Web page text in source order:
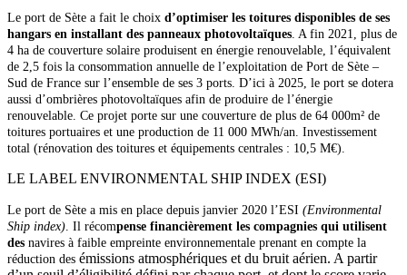
Le port de Sète a fait le choix d’optimiser les toitures disponibles de ses
hangars en installant des panneaux photovoltaïques. A fin 2021, plus de
4 ha de couverture solaire produisent en énergie renouvelable, l’équivalent
de 2,5 fois la consommation annuelle de l’exploitation de Port de Sète –
Sud de France sur l’ensemble de ses 3 ports. D’ici à 2025, le port se dotera
aussi d’ombrières photovoltaïques afin de produire de l’énergie
renouvelable. Ce projet porte sur une couverture de plus de 64 000m² de
toitures portuaires et une production de 11 000 MWh/an. Investissement
total (rénovation des toitures et équipements centrales : 10,5 M€).
LE LABEL ENVIRONMENTAL SHIP INDEX (ESI)
Le port de Sète a mis en place depuis janvier 2020 l’ESI (Environmental
Ship index). Il récompense financièrement les compagnies qui utilisent
des navires à faible empreinte environnementale prenant en compte la
réduction des émissions atmosphériques et du bruit aérien. A partir